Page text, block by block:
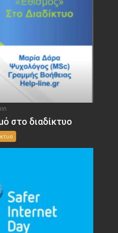
στο διαδίκτυο